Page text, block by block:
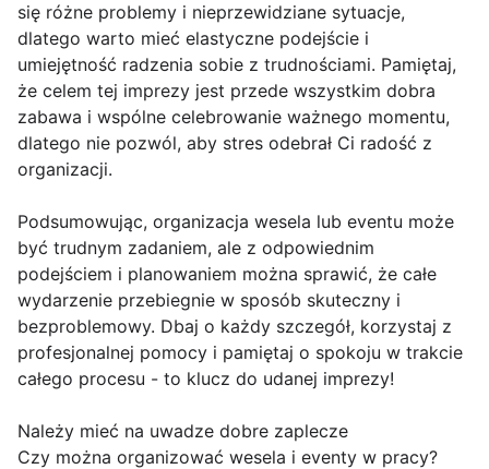
się różne problemy i nieprzewidziane sytuacje,
dlatego warto mieć elastyczne podejście i
umiejętność radzenia sobie z trudnościami. Pamiętaj,
że celem tej imprezy jest przede wszystkim dobra
zabawa i wspólne celebrowanie ważnego momentu,
dlatego nie pozwól, aby stres odebrał Ci radość z
organizacji.
Podsumowując, organizacja wesela lub eventu może
być trudnym zadaniem, ale z odpowiednim
podejściem i planowaniem można sprawić, że całe
wydarzenie przebiegnie w sposób skuteczny i
bezproblemowy. Dbaj o każdy szczegół, korzystaj z
profesjonalnej pomocy i pamiętaj o spokoju w trakcie
całego procesu - to klucz do udanej imprezy!
Należy mieć na uwadze dobre zaplecze
Czy można organizować wesela i eventy w pracy?